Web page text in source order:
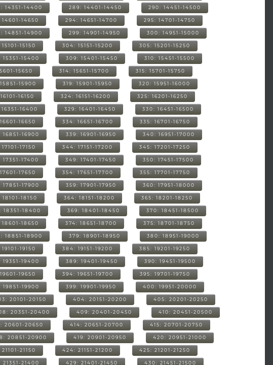
14351-14400 289: 14401-14450 290: 14451-14500
14601-14650 294: 14651-14700 295: 14701-14750
14851-14900 299: 14901-14950 300: 14951-15000
15150 304: 15151-15200 305: 15201-15250
15351-15400 309: 15401-15450 310: 15451-15500
15650 314: 15651-15700 315: 15701-15750
15900 319: 15901-15950 320: 15951-16000
16150 324: 16151-16200 325: 16201-16250
16400 329: 16401-16450 330: 16451-16500
16650 334: 16651-16700 335: 16701-16750
16851-16900 339: 16901-16950 340: 16951-17000
17150 344: 17151-17200 345: 17201-17250
17351-17400 349: 17401-17450 350: 17451-17500
17650 354: 17651-17700 355: 17701-17750
17851-17900 359: 17901-17950 360: 17951-18000
18101-18150 364: 18151-18200 365: 18201-18250
18351-18400 369: 18401-18450 370: 18451-18500
18601-18650 374: 18651-18700 375: 18701-18750
18851-18900 379: 18901-18950 380: 18951-19000
19150 384: 19151-19200 385: 19201-19250
19351-19400 389: 19401-19450 390: 19451-19500
19650 394: 19651-19700 395: 19701-19750
19851-19900 399: 19901-19950 400: 19951-20000
20101-20150 404: 20151-20200 405: 20201-20250
20351-20400 409: 20401-20450 410: 20451-20500
20601-20650 414: 20651-20700 415: 20701-20750
20851-20900 419: 20901-20950 420: 20951-21000
21150 424: 21151-21200 425: 21201-21250
21351-21400 429: 21401-21450 430: 21451-21500